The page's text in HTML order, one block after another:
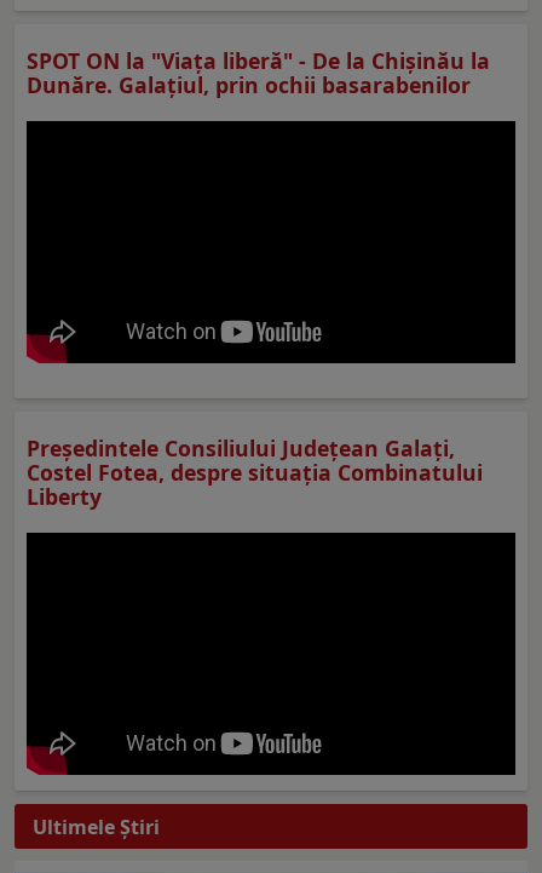
SPOT ON la "Viaţa liberă" - De la Chișinău la
Dunăre. Galațiul, prin ochii basarabenilor
Preşedintele Consiliului Judeţean Galaţi,
Costel Fotea, despre situaţia Combinatului
Liberty
Ultimele Ştiri